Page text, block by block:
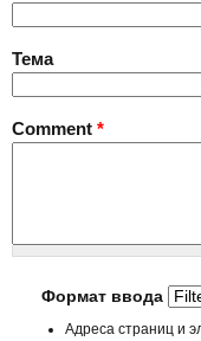
Тема
Comment *
Формат ввода
Адреса страниц и